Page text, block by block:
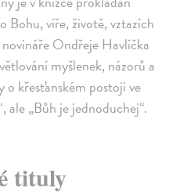
Bohu, víře, životě, vztazích
Ondřeje Havlíčka
myšlenek, názorů a
křesťanském postoji ve
ale „Bůh je jednoduchej“.
tituly